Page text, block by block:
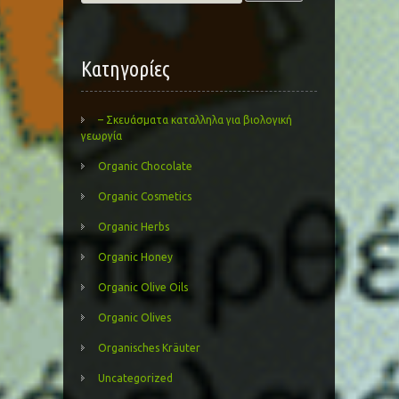
Kατηγορίες
– Σκευάσματα καταλληλα για βιολογική
γεωργία
Organic Chocolate
Organic Cosmetics
Organic Herbs
Organic Honey
Organic Olive Oils
Organic Olives
Organisches Kräuter
Uncategorized